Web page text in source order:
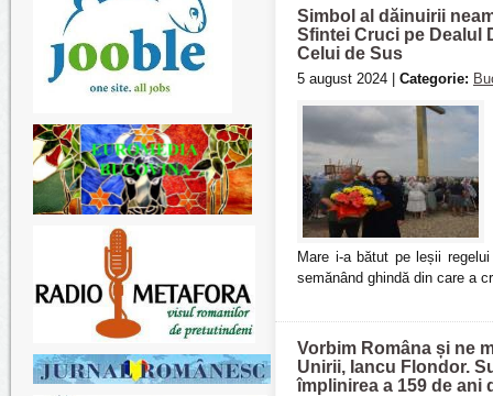
Simbol al dăinuirii
Sfintei Cruci pe Dealul
Celui de Sus
5 august 2024 | Categorie:
Mare i-a bătut pe leșii
semănând ghindă din care a
Vorbim Româna și ne
Unirii, Iancu Flondor.
împlinirea a 159 de ani